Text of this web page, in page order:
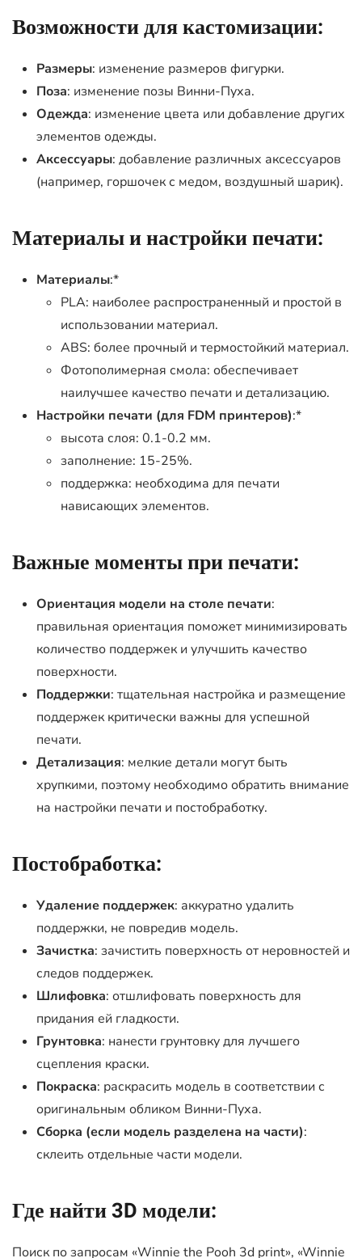
Возможности для кастомизации:
Размеры: изменение размеров фигурки.
Поза: изменение позы Винни-Пуха.
Одежда: изменение цвета или добавление других
элементов одежды.
Аксессуары: добавление различных аксессуаров
(например, горшочек с медом, воздушный шарик).
Материалы и настройки печати:
Материалы:*
PLA: наиболее распространенный и простой в
использовании материал.
ABS: более прочный и термостойкий материал.
Фотополимерная смола: обеспечивает
наилучшее качество печати и детализацию.
Настройки печати (для FDM принтеров):*
высота слоя: 0.1-0.2 мм.
заполнение: 15-25%.
поддержка: необходима для печати
нависающих элементов.
Важные моменты при печати:
Ориентация модели на столе печати:
правильная ориентация поможет минимизировать
количество поддержек и улучшить качество
поверхности.
Поддержки: тщательная настройка и размещение
поддержек критически важны для успешной
печати.
Детализация: мелкие детали могут быть
хрупкими, поэтому необходимо обратить внимание
на настройки печати и постобработку.
Постобработка:
Удаление поддержек: аккуратно удалить
поддержки, не повредив модель.
Зачистка: зачистить поверхность от неровностей и
следов поддержек.
Шлифовка: отшлифовать поверхность для
придания ей гладкости.
Грунтовка: нанести грунтовку для лучшего
сцепления краски.
Покраска: раскрасить модель в соответствии с
оригинальным обликом Винни-Пуха.
Сборка (если модель разделена на части):
склеить отдельные части модели.
Где найти 3D модели:
Поиск по запросам «Winnie the Pooh 3d print», «Winnie